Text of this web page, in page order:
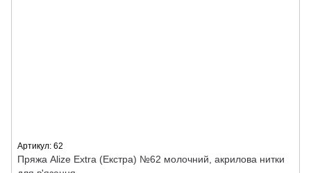
Артикул: 62
Пряжа Alize Extra (Екстра) №62 молочний, акрилова нитки